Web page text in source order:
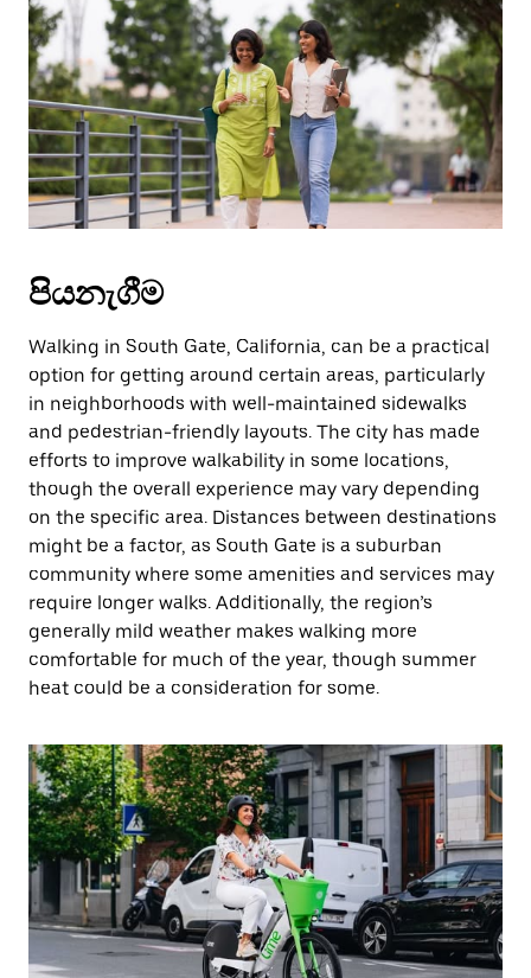
වැසීමට
Escape
බොත්තම
ඔබන්න.
පියනැගීම
Walking in South Gate, California, can be a practical
option for getting around certain areas, particularly
in neighborhoods with well-maintained sidewalks
and pedestrian-friendly layouts. The city has made
efforts to improve walkability in some locations,
though the overall experience may vary depending
on the specific area. Distances between destinations
might be a factor, as South Gate is a suburban
community where some amenities and services may
require longer walks. Additionally, the region’s
generally mild weather makes walking more
comfortable for much of the year, though summer
heat could be a consideration for some.